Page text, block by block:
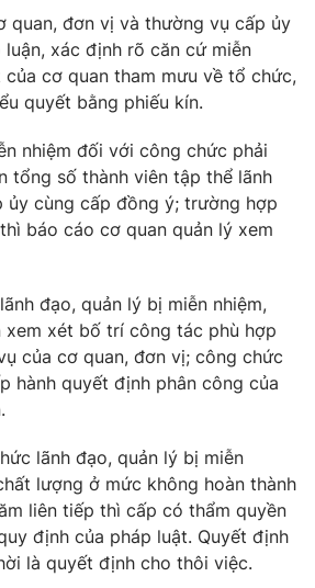
quan, đơn vị và thường vụ cấp ủy
xác định rõ căn cứ miễn
của cơ quan tham mưu về tổ chức,
quyết bằng phiếu kín.
nhiệm đối với công chức phải
tổng số thành viên tập thể lãnh
ủy cùng cấp đồng ý; trường hợp
báo cáo cơ quan quản lý xem
đạo, quản lý bị miễn nhiệm,
xem xét bố trí công tác phù hợp
của cơ quan, đơn vị; công chức
hành quyết định phân công của
lãnh đạo, quản lý bị miễn
lượng ở mức không hoàn thành
liên tiếp thì cấp có thẩm quyền
định của pháp luật. Quyết định
là quyết định cho thôi việc.